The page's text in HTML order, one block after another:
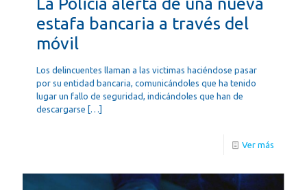
estafa bancaria a través del
móvil
Los delincuentes llaman a las victimas haciéndose pasar
por su entidad bancaria, comunicándoles que ha tenido
lugar un fallo de seguridad, indicándoles que han de
descargarse […]
Ver más